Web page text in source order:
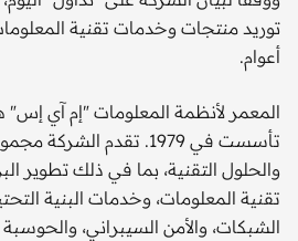
أعوام.
المعمر لأنظمة المعلومات "إم آي
تأسست في 1979. تقدم
والحلول التقنية، بما في ذلك تطوير
تقنية المعلومات، وخدمات البنية
الشبكات، والأمن السيبراني،